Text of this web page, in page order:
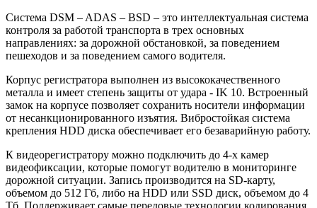
Система DSM – ADAS – BSD – это интеллектуальная система
контроля за работой транспорта в трех основных
направлениях: за дорожной обстановкой, за поведением
пешеходов и за поведением самого водителя.
Корпус регистратора выполнен из высококачественного
металла и имеет степень защиты от удара - IK 10. Встроенный
замок на корпусе позволяет сохранить носители информации
от несанкционированного изъятия. Вибростойкая система
крепления HDD диска обеспечивает его безаварийную работу.
К видеорегистратору можно подключить до 4-х камер
видеофиксации, которые помогут водителю в мониторинге
дорожной ситуации. Запись производится на SD-карту,
объемом до 512 Гб, либо на HDD или SSD диск, объемом до 4
Тб. Поддерживает самые передовые технологии кодирования